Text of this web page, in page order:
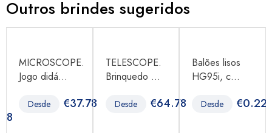
Outros brindes sugeridos
MICROSCOPE.
Jogo didá...
Desde €37.78
TELESCOPE.
Brinquedo ...
Desde €64.78
Balões lisos
HG95i, c...
Desde €0.22